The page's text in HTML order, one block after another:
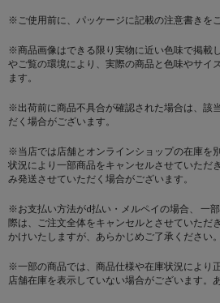
※ご使用前に、パッケージに記載の注意書きを
※商品画像はできる限り実物に近い色味で掲載
やご覧の環境により、実際の商品と色味やサイ
ます。
※出荷前に商品不具合が確認された場合は、該
だく場合がございます。
※当店では店舗とオンラインショップの在庫を
状況により一部商品をキャンセルさせていただ
み発送させていただく場合がございます。
※お支払い方法がd払い・メルペイの場合、 一
際は、ご注文全体をキャンセルとさせていただ
かけいたしますが、あらかじめご了承ください。
※一部の商品では、商品仕様や在庫状況により
店舗在庫を表示していない場合がございます。